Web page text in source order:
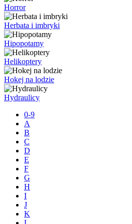
Horror
Herbata i imbryki
Hipopotamy
Helikoptery
Hokej na lodzie
Hydraulicy
0-9
A
B
C
D
E
F
G
H
I
J
K